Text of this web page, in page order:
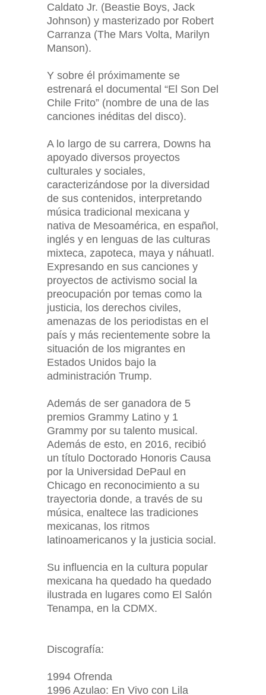
Caldato Jr. (Beastie Boys, Jack
Johnson) y masterizado por Robert
Carranza (The Mars Volta, Marilyn
Manson).
Y sobre él próximamente se
estrenará el documental “El Son Del
Chile Frito” (nombre de una de las
canciones inéditas del disco).
A lo largo de su carrera, Downs ha
apoyado diversos proyectos
culturales y sociales,
caracterizándose por la diversidad
de sus contenidos, interpretando
música tradicional mexicana y
nativa de Mesoamérica, en español,
inglés y en lenguas de las culturas
mixteca, zapoteca, maya y náhuatl.
Expresando en sus canciones y
proyectos de activismo social la
preocupación por temas como la
justicia, los derechos civiles,
amenazas de los periodistas en el
país y más recientemente sobre la
situación de los migrantes en
Estados Unidos bajo la
administración Trump.
Además de ser ganadora de 5
premios Grammy Latino y 1
Grammy por su talento musical.
Además de esto, en 2016, recibió
un título Doctorado Honoris Causa
por la Universidad DePaul en
Chicago en reconocimiento a su
trayectoria donde, a través de su
música, enaltece las tradiciones
mexicanas, los ritmos
latinoamericanos y la justicia social.
Su influencia en la cultura popular
mexicana ha quedado ha quedado
ilustrada en lugares como El Salón
Tenampa, en la CDMX.
Discografía:
1994 Ofrenda
1996 Azulao: En Vivo con Lila